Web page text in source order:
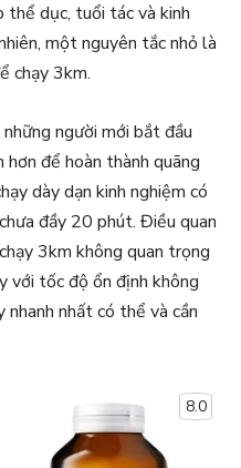
dục, tuổi tác và kinh
một nguyên tắc nhỏ là
chạy 3km.
người mới bắt đầu
để hoàn thành quãng
dày dạn kinh nghiệm có
đầy 20 phút. Điều quan
3km không quan trọng
với tốc độ ổn định không
nhất có thể và cần
8.0